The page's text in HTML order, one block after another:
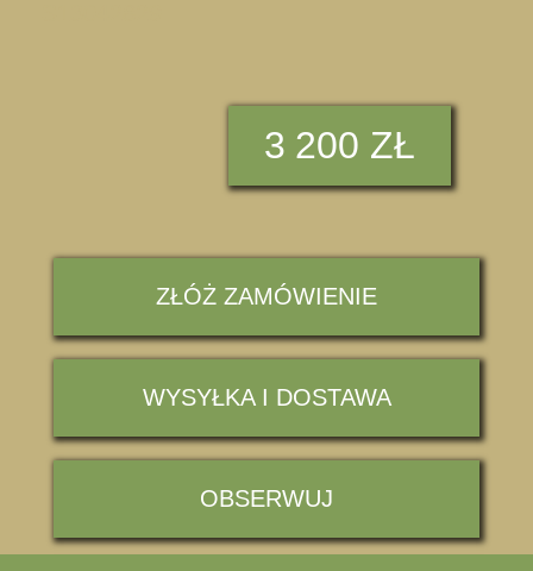
3 200 ZŁ
ZŁÓŻ ZAMÓWIENIE
WYSYŁKA I DOSTAWA
OBSERWUJ